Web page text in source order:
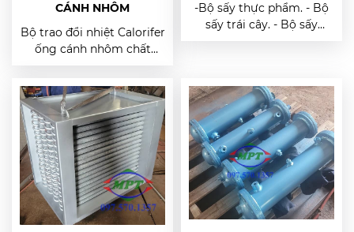
CÁNH NHÔM
Bộ trao đổi nhiệt Calorifer
ống cánh nhôm chất
HVAC. Hiệu suất truyền
nhiệt vượt trội, bền bỉ, gia
công theo yêu cầu. Liên
hệ 097.570.1357 để nhận
báo giá tốt nhất!
-Bộ sấy thực phẩm. - Bộ
sấy trái cây. - Bộ sấy
nhiệt. - Đảm bảo sản
phẩm đáp ứng mọi yêu
cầu về kỹ thuật và chất
lượng.